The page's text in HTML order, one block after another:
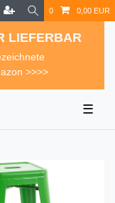
0 0,00 EUR
LIEFERBAR
>>>>
☰